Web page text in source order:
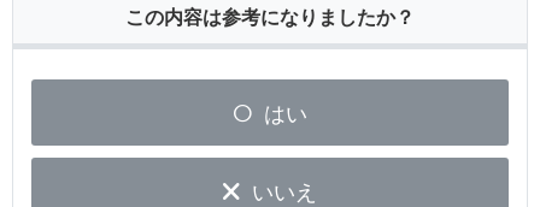
この内容は参考になりましたか？
はい
いいえ